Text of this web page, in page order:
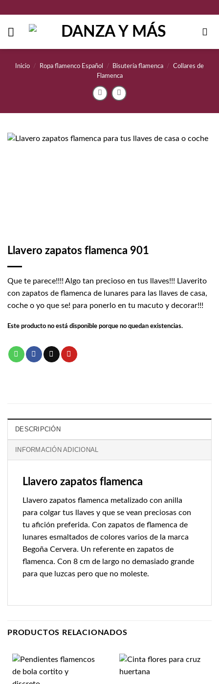
contenido
Inicio / Ropa flamenco Español / Bisutería flamenca /
Collares de
Flamenca
Llavero zapatos flamenca 901
Que te parece!!!! Algo tan precioso en tus llaves!!! Llaverito
con zapatos de flamenca de lunares para las llaves de casa,
coche o yo que se! para ponerlo en tu macuto y decorar!!!
Este producto no está disponible porque no quedan existencias.
DESCRIPCIÓN
INFORMACIÓN ADICIONAL
Llavero zapatos flamenca
Llavero zapatos flamenca metalizado con anilla
para colgar tus llaves y que se vean preciosas con
tu afición preferida. Con zapatos de flamenca de
lunares esmaltados de colores varios de la marca
Begoña Cervera. Un referente en zapatos de
flamenca. Con 8 cm de largo no demasiado grande
para que luzcas pero que no moleste.
PRODUCTOS RELACIONADOS